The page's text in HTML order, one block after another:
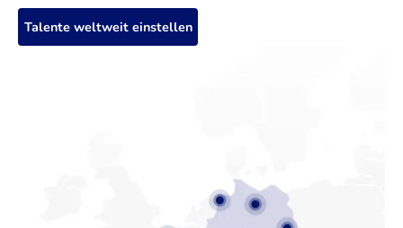
Talente weltweit einstellen